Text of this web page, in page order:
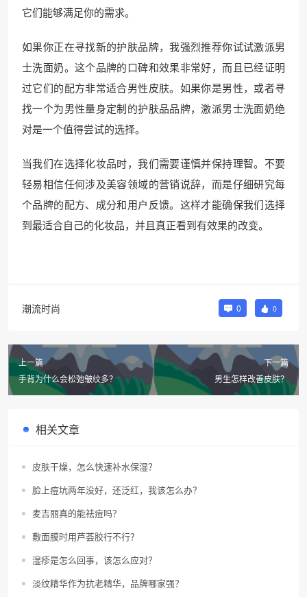
它们能够满足你的需求。
如果你正在寻找新的护肤品牌，我强烈推荐你试试激派男
士洗面奶。这个品牌的口碑和效果非常好，而且已经证明
过它们的配方非常适合男性皮肤。如果你是男性，或者寻
找一个为男性量身定制的护肤品品牌，激派男士洗面奶绝
对是一个值得尝试的选择。
当我们在选择化妆品时，我们需要谨慎并保持理智。不要
轻易相信任何涉及美容领域的营销说辞，而是仔细研究每
个品牌的配方、成分和用户反馈。这样才能确保我们选择
到最适合自己的化妆品，并且真正看到有效果的改变。
潮流时尚 0 0
上一篇
手背为什么会松弛皱纹多？
下一篇
男生怎样改善皮肤？
相关文章
皮肤干燥，怎么快速补水保湿？
脸上痘坑两年没好，还泛红，我该怎么办？
麦吉丽真的能祛痘吗？
敷面膜时用芦荟胶行不行？
湿疹是怎么回事，该怎么应对？
淡纹精华作为抗老精华，品牌哪家强？